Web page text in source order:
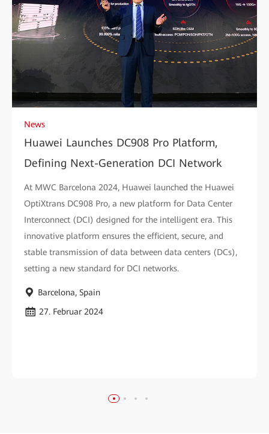
News
Huawei Launches DC908 Pro Platform,
Defining Next-Generation DCI Network
At MWC Barcelona 2024, Huawei launched the Huawei
OptiXtrans DC908 Pro, a new platform for Data Center
Interconnect (DCI) designed for the intelligent era. This
innovative platform ensures the efficient, secure, and
stable transmission of data between data centers (DCs),
setting a new standard for DCI networks.
Barcelona, Spain
27. Februar 2024